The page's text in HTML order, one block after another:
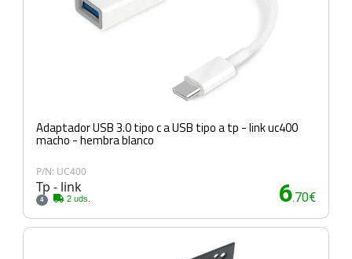
Adaptador USB 3.0 tipo c a USB tipo a tp - link uc400
macho - hembra blanco
P/N: UC400
Tp - link
4 2 uds. 6.70€